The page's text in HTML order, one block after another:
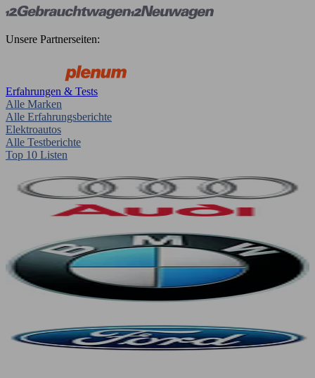
Unsere Partnerseiten:
Erfahrungen & Tests
Alle Marken
Alle Erfahrungsberichte
Elektroautos
Alle Testberichte
Top 10 Listen